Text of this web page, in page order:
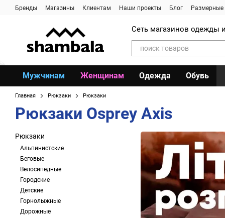
Перейти к основному контенту
Бренды Магазины Клиентам Наши проекты Блог Размерные
Сеть магазинов одежды
Мужчинам Женщинам Одежда Обувь
Главная Рюкзаки Рюкзаки
Рюкзаки Osprey Axis
Рюкзаки
Альпинистские
Беговые
Велосипедные
Городские
Детские
Горнолыжные
Дорожные